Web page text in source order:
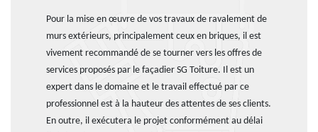
Pour la mise en œuvre de vos travaux de ravalement de
murs extérieurs, principalement ceux en briques, il est
vivement recommandé de se tourner vers les offres de
services proposés par le façadier SG Toiture. Il est un
expert dans le domaine et le travail effectué par ce
professionnel est à la hauteur des attentes de ses clients.
En outre, il exécutera le projet conformément au délai